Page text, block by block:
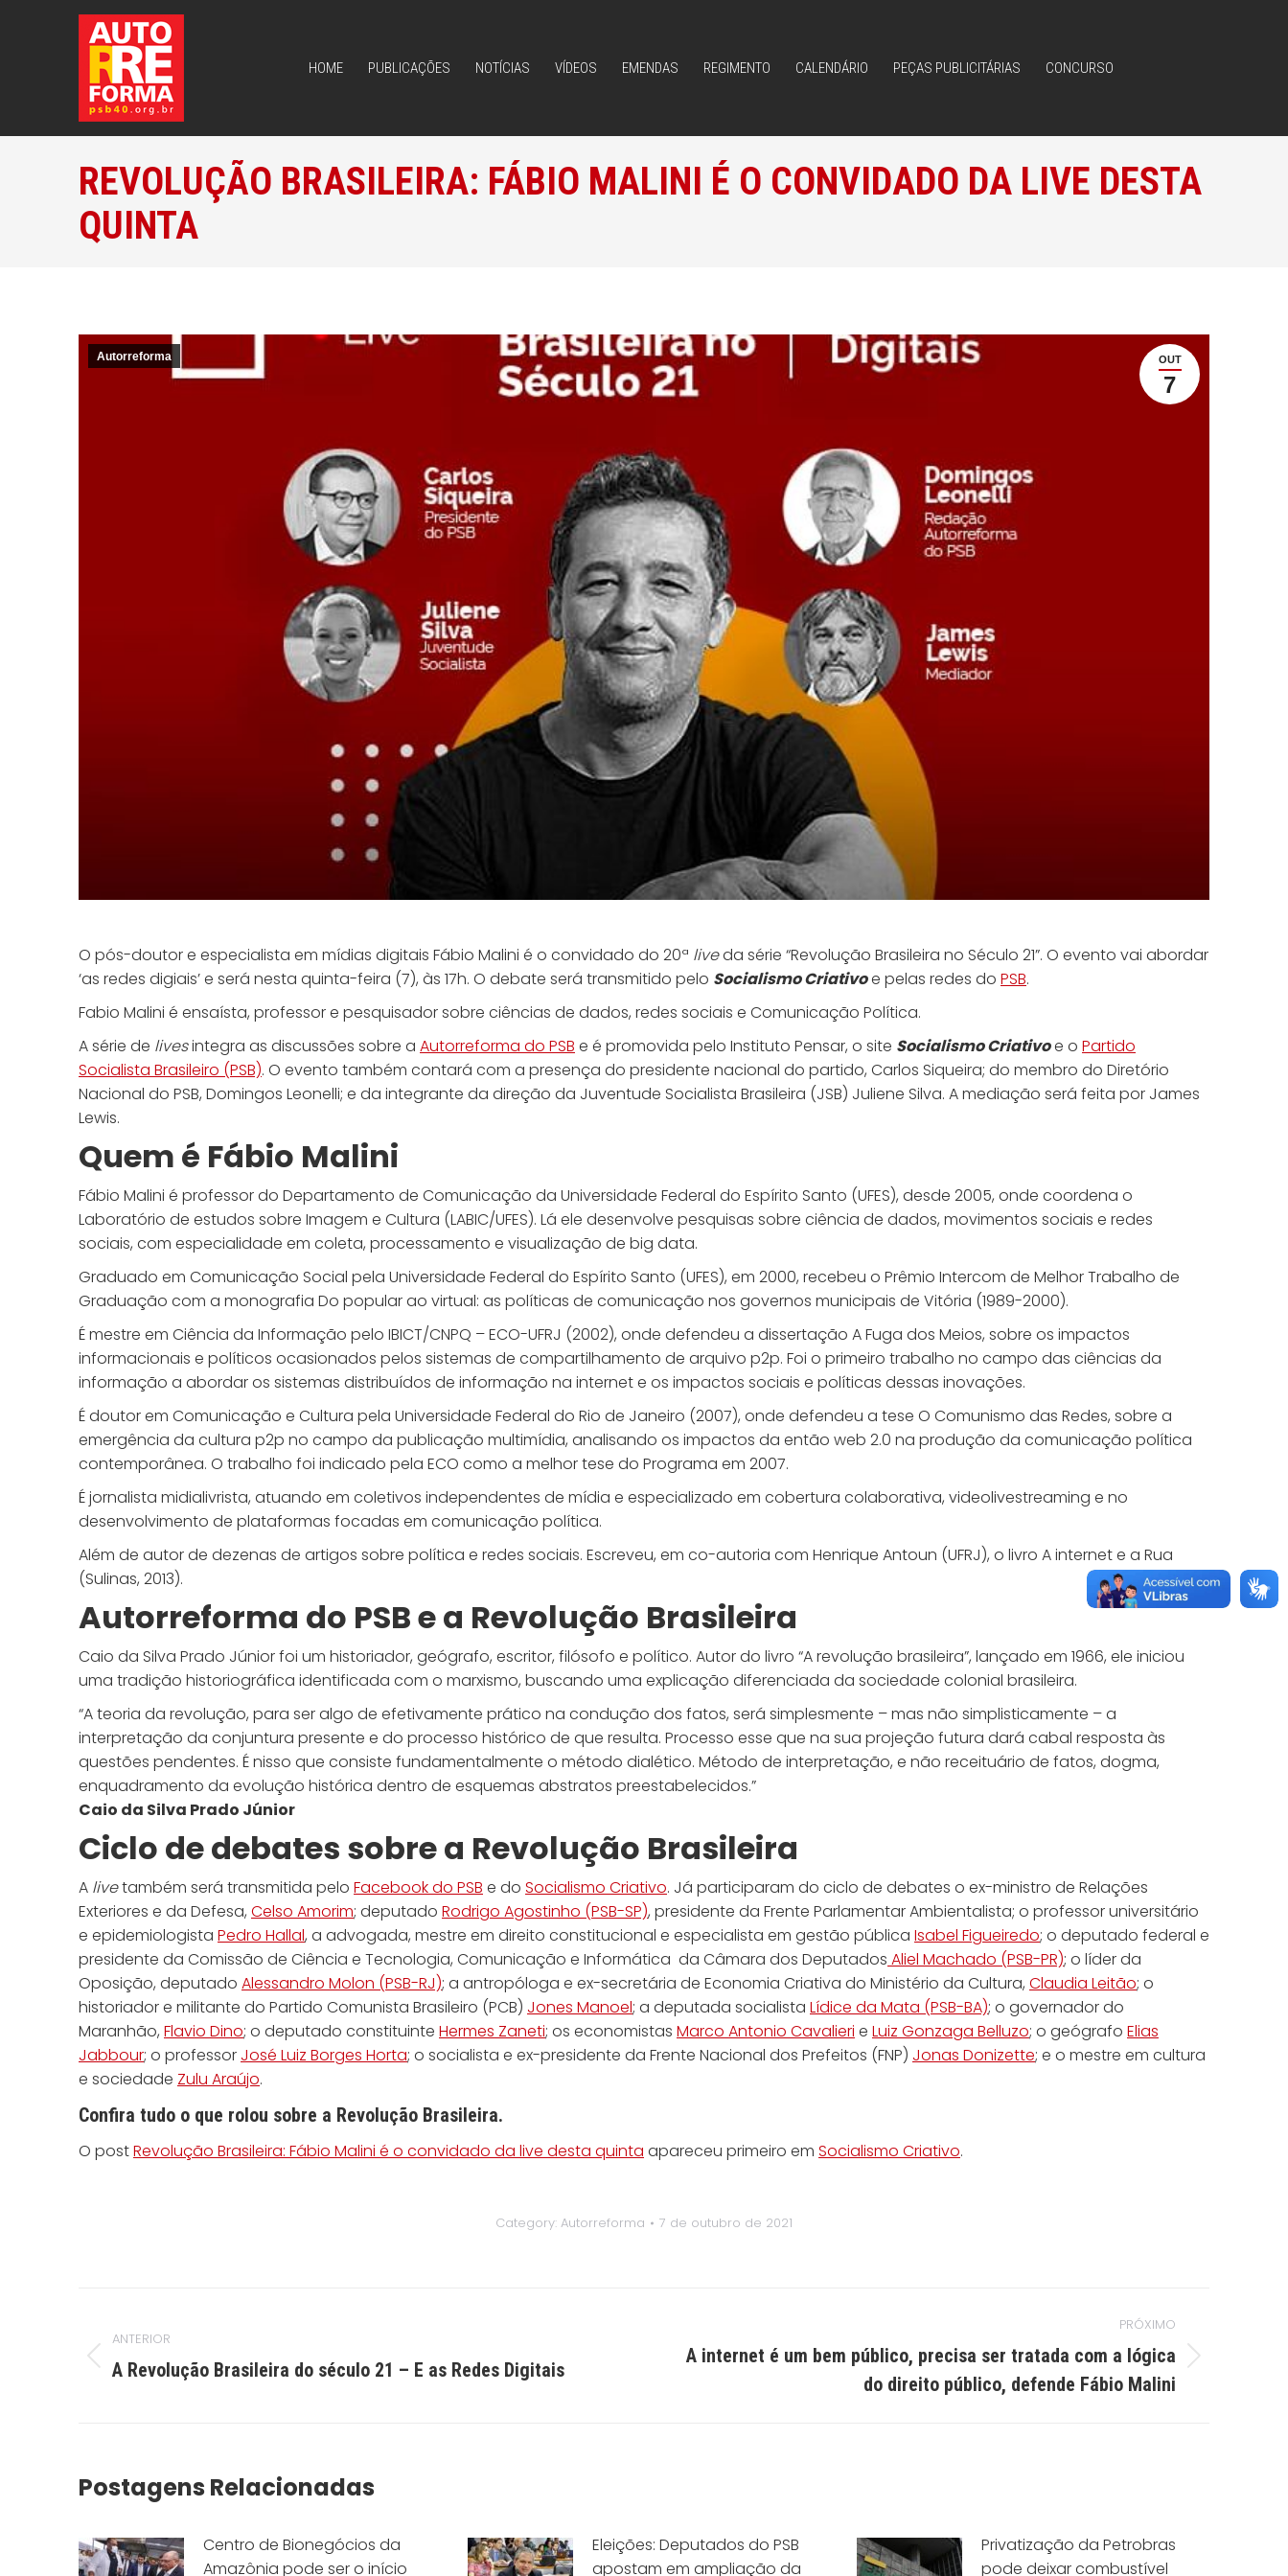
HOME PUBLICAÇÕES NOTÍCIAS VÍDEOS EMENDAS REGIMENTO CALENDÁRIO PEÇAS PUBLICITÁRIAS CONCURSO
REVOLUÇÃO BRASILEIRA: FÁBIO MALINI É O CONVIDADO DA LIVE DESTA
QUINTA
OUT
7
Autorreforma
O pós-doutor e especialista em mídias digitais Fábio Malini é o convidado do 20ª liveda série “Revolução Brasileira no Século 21”. O evento vai abordar
‘as redes digiais’ e será nesta quinta-feira (7), às 17h. O debate será transmitido pelo Socialismo Criativoe pelas redes do PSB.
Fabio Malini é ensaísta, professor e pesquisador sobre ciências de dados, redes sociais e Comunicação Política.
​A série de livesintegra as discussões sobre a Autorreforma do PSB e é promovida pelo Instituto Pensar, o site Socialismo Criativoe o Partido
Socialista Brasileiro (PSB). O evento também contará com a presença do presidente nacional do partido, Carlos Siqueira; do membro do Diretório
Nacional do PSB, Domingos Leonelli; e da integrante da direção da Juventude Socialista Brasileira (JSB) Juliene Silva. A mediação será feita por James
Lewis.
Quem é Fábio Malini
Fábio Malini é professor do Departamento de Comunicação da Universidade Federal do Espírito Santo (UFES), desde 2005, onde coordena o
Laboratório de estudos sobre Imagem e Cultura (LABIC/UFES). Lá ele desenvolve pesquisas sobre ciência de dados, movimentos sociais e redes
sociais, com especialidade em coleta, processamento e visualização de big data.
Graduado em Comunicação Social pela Universidade Federal do Espírito Santo (UFES), em 2000, recebeu o Prêmio Intercom de Melhor Trabalho de
Graduação com a monografia Do popular ao virtual: as políticas de comunicação nos governos municipais de Vitória (1989-2000).
É mestre em Ciência da Informação pelo IBICT/CNPQ – ECO-UFRJ (2002), onde defendeu a dissertação A Fuga dos Meios, sobre os impactos
informacionais e políticos ocasionados pelos sistemas de compartilhamento de arquivo p2p. Foi o primeiro trabalho no campo das ciências da
informação a abordar os sistemas distribuídos de informação na internet e os impactos sociais e políticas dessas inovações.
É doutor em Comunicação e Cultura pela Universidade Federal do Rio de Janeiro (2007), onde defendeu a tese O Comunismo das Redes, sobre a
emergência da cultura p2p no campo da publicação multimídia, analisando os impactos da então web 2.0 na produção da comunicação política
contemporânea. O trabalho foi indicado pela ECO como a melhor tese do Programa em 2007.
É jornalista midialivrista, atuando em coletivos independentes de mídia e especializado em cobertura colaborativa, videolivestreaming e no
desenvolvimento de plataformas focadas em comunicação política.
Além de autor de dezenas de artigos sobre política e redes sociais. Escreveu, em co-autoria com Henrique Antoun (UFRJ), o livro A internet e a Rua
(Sulinas, 2013).
Autorreforma do PSB e a Revolução Brasileira
Caio da Silva Prado Júnior foi um historiador, geógrafo, escritor, filósofo e político. Autor do livro “A revolução brasileira”, lançado em 1966, ele iniciou
uma tradição historiográfica identificada com o marxismo, buscando uma explicação diferenciada da sociedade colonial brasileira.
“A teoria da revolução, para ser algo de efetivamente prático na condução dos fatos, será simplesmente – mas não simplisticamente – a
interpretação da conjuntura presente e do processo histórico de que resulta. Processo esse que na sua projeção futura dará cabal resposta às
questões pendentes. É nisso que consiste fundamentalmente o método dialético. Método de interpretação, e não receituário de fatos, dogma,
enquadramento da evolução histórica dentro de esquemas abstratos preestabelecidos.”
Caio da Silva Prado Júnior
Ciclo de debates sobre a Revolução Brasileira
A livetambém será transmitida pelo Facebook do PSB e do Socialismo Criativo. Já participaram do ciclo de debates o ex-ministro de Relações
Exteriores e da Defesa, Celso Amorim; deputado Rodrigo Agostinho (PSB-SP), presidente da Frente Parlamentar Ambientalista; o professor universitário
e epidemiologista Pedro Hallal, a advogada, mestre em direito constitucional e especialista em gestão pública Isabel Figueiredo; o deputado federal e
presidente da Comissão de Ciência e Tecnologia, Comunicação e Informática da Câmara dos Deputados Aliel Machado (PSB-PR); o líder da
Oposição, deputado Alessandro Molon (PSB-RJ); a antropóloga e ex-secretária de Economia Criativa do Ministério da Cultura, Claudia Leitão; o
historiador e militante do Partido Comunista Brasileiro (PCB) Jones Manoel; a deputada socialista Lídice da Mata (PSB-BA); o governador do
Maranhão, Flavio Dino; o deputado constituinte Hermes Zaneti; os economistas Marco Antonio Cavalieri e Luiz Gonzaga Belluzo; o geógrafo Elias
Jabbour; o professor José Luiz Borges Horta; o socialista e ex-presidente da Frente Nacional dos Prefeitos (FNP) Jonas Donizette; e o mestre em cultura
e sociedade Zulu Araújo.
Confira tudo o que rolou sobre a Revolução Brasileira.
O postRevolução Brasileira: Fábio Malini é o convidado da live desta quinta apareceu primeiro em Socialismo Criativo.
Category: Autorreforma 7 de outubro de 2021
de
post:
ANTERIOR
Post
A Revolução Brasileira do século 21 – E as Redes Digitais
PRÓXIMO
Próximo
A internet é um bem público, precisa ser tratada com a lógica
do direito público, defende Fábio Malini
Postagens Relacionadas
Centro de Bionegócios da
Amazônia pode ser o início
Eleições: Deputados do PSB
apostam em ampliação da
Privatização da Petrobras
pode deixar combustível
HOME PUBLICAÇÕES NOTÍCIAS VÍDEOS EMENDAS REGIMENTO CALENDÁRIO PEÇAS PUBLICITÁRIAS CONCURSO